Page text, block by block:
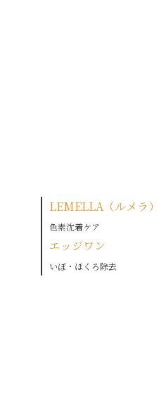
LEMELLA（ルメラ）
色素沈着ケア
エッジワン
いぼ・ほくろ除去